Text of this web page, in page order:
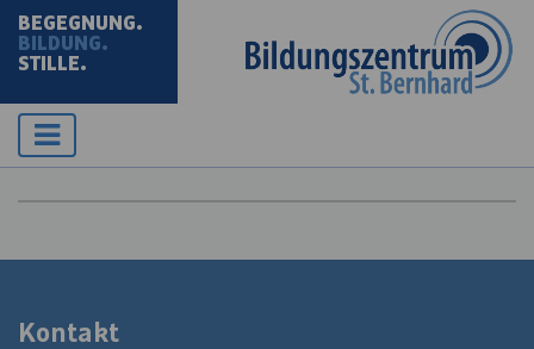
BEGEGNUNG.
BILDUNG.
STILLE.
Kontakt